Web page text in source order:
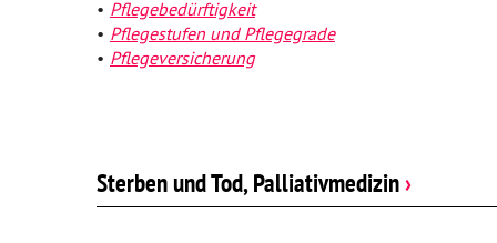
Psychische Erkrankungen
Neurologie
Pflegebedürftigkeit
Pflegestufen und Pflegegrade
Pflegeversicherung
Sterben und Tod, Palliativmedizin›